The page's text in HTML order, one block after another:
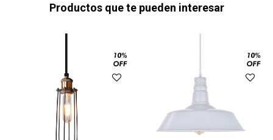
Productos que te pueden interesar